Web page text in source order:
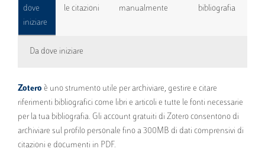
dove
iniziare
le citazioni
manualmente
bibliografia
Da dove iniziare
Zotero è uno strumento utile per archiviare, gestire e citare
riferimenti bibliografici come libri e articoli e tutte le fonti necessarie
per la tua bibliografia. Gli account gratuiti di Zotero consentono di
archiviare sul profilo personale fino a 300MB di dati comprensivi di
citazioni e documenti in PDF.